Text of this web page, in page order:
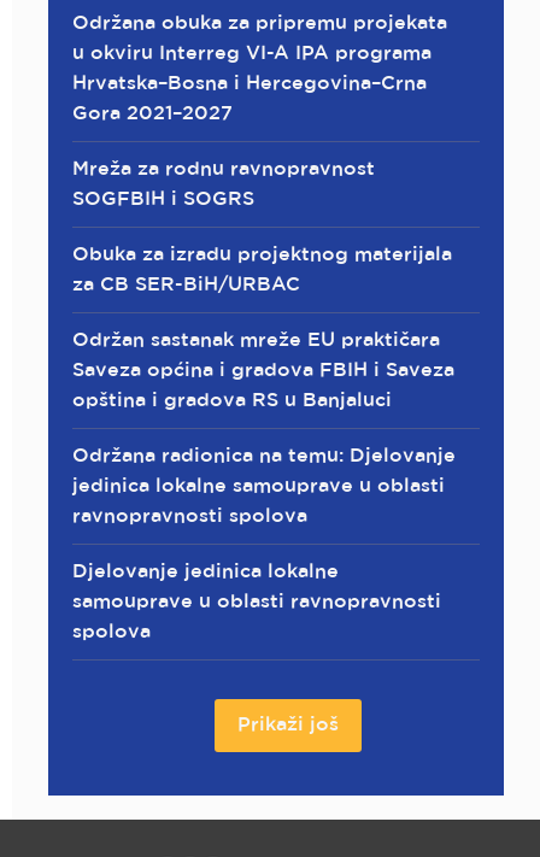
Održana obuka za pripremu projekata
u okviru Interreg VI-A IPA programa
Hrvatska–Bosna i Hercegovina–Crna
Gora 2021–2027
Mreža za rodnu ravnopravnost
SOGFBIH i SOGRS
Obuka za izradu projektnog materijala
za CB SER-BiH/URBAC
Održan sastanak mreže EU praktičara
Saveza općina i gradova FBIH i Saveza
opština i gradova RS u Banjaluci
Održana radionica na temu: Djelovanje
jedinica lokalne samouprave u oblasti
ravnopravnosti spolova
Djelovanje jedinica lokalne
samouprave u oblasti ravnopravnosti
spolova
Prikaži još